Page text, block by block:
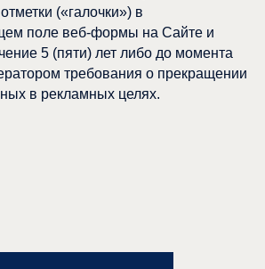
(«галочки») в
поле веб-формы на Сайте и
5 (пяти) лет либо до момента
требования о прекращении
в рекламных целях.